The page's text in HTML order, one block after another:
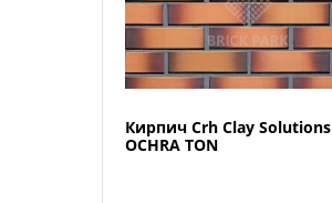
Кирпич Crh Clay Solutions
OCHRA TON